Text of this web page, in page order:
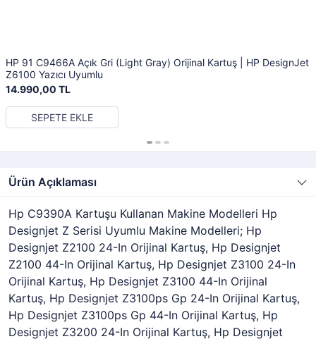
HP 91 C9466A Açık Gri (Light Gray) Orijinal Kartuş | HP DesignJet
Z6100 Yazıcı Uyumlu
14.990,00 TL
SEPETE EKLE
Ürün Açıklaması
Hp C9390A Kartuşu Kullanan Makine Modelleri Hp
Designjet Z Serisi Uyumlu Makine Modelleri; Hp
Designjet Z2100 24-In Orijinal Kartuş, Hp Designjet
Z2100 44-In Orijinal Kartuş, Hp Designjet Z3100 24-In
Orijinal Kartuş, Hp Designjet Z3100 44-In Orijinal
Kartuş, Hp Designjet Z3100ps Gp 24-In Orijinal Kartuş,
Hp Designjet Z3100ps Gp 44-In Orijinal Kartuş, Hp
Designjet Z3200 24-In Orijinal Kartuş, Hp Designjet